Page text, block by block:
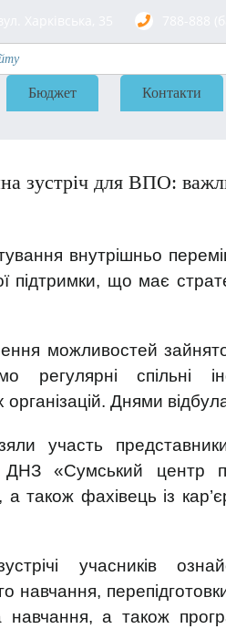
Бюджет Контакти
зустріч для ВПО:
внутрішньо
підтримки, що має
можливостей
регулярні спільні
організацій. Днями
участь
ДНЗ «Сумський центр
а також фахівець із
учасників
навчання,
навчання, а також